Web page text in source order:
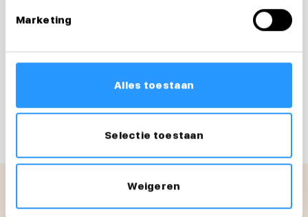
Marketing
Alles toestaan
Selectie toestaan
Weigeren
Ben jij toe aan een nieuwe uitdaging waar je kunt
blijven groeien? Medewerkersindezorg.nl helpt je
graag bij de volgende stap in je zorgcarrière!
Veelgestelde vragen